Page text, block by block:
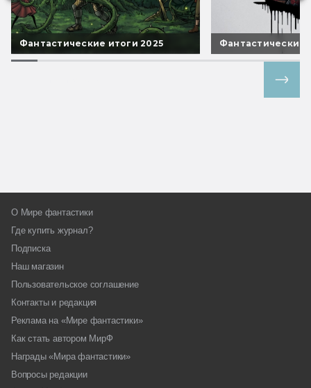
Фантастические итоги 2025 Фантастические
О Мире фантастики
Где купить журнал?
Подписка
Наш магазин
Пользовательское соглашение
Контакты и редакция
Реклама на «Мире фантастики»
Как стать автором МирФ
Награды «Мира фантастики»
Вопросы редакции